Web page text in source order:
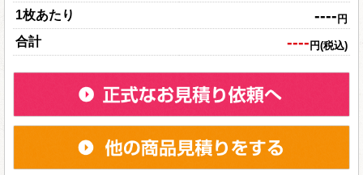
1枚あたり ---- 円
合計 ---- 円(税込)